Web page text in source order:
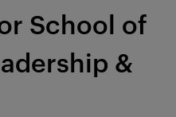
School of
&